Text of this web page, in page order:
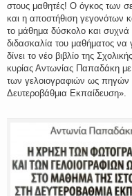
στους μαθητές! Ο όγκος των
και η αποστήθιση γεγονότων
το μάθημα δύσκολο και
διδασκαλία του μαθήματος να
δίνει το νέο βιβλίο της
κυρίας Αντωνίας Παπαδάκη
των γελοιογραφιών ως πηγών
Δευτεροβάθμια Εκπαίδευση».